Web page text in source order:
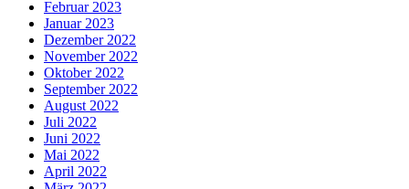
Februar 2023
Januar 2023
Dezember 2022
November 2022
Oktober 2022
September 2022
August 2022
Juli 2022
Juni 2022
Mai 2022
April 2022